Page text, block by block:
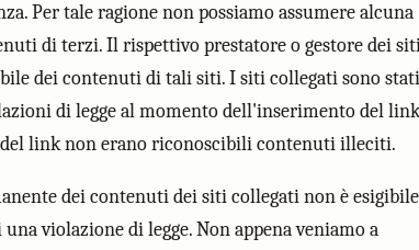
Per tale ragione non possiamo assumere alcuna
di terzi. Il rispettivo prestatore o gestore dei
dei contenuti di tali siti. I siti collegati sono stati
di legge al momento dell'inserimento del
link non erano riconoscibili contenuti illeciti.
dei contenuti dei siti collegati non è
violazione di legge. Non appena veniamo a